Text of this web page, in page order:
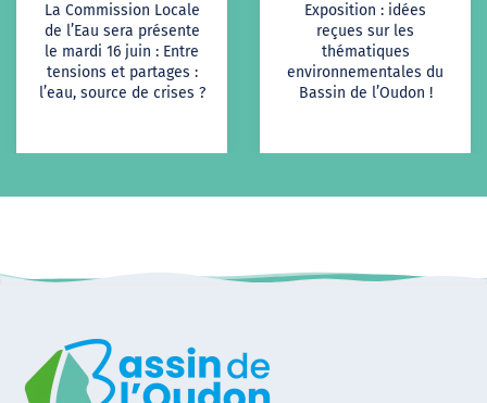
La Commission Locale
de l’Eau sera présente
le mardi 16 juin : Entre
tensions et partages :
l’eau, source de crises ?
Exposition : idées
reçues sur les
thématiques
environnementales du
Bassin de l’Oudon !